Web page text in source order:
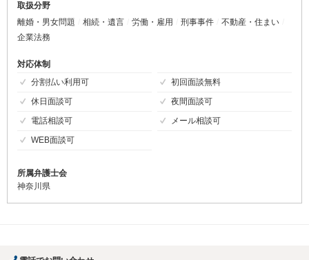
取扱分野
離婚・男女問題
相続・遺言 労働・雇用 刑事事件
不動産・住まい
企業法務
対応体制
分割払い利用可
初回面談無料
休日面談可
夜間面談可
電話相談可
メール相談可
WEB面談可
所属弁護士会
神奈川県